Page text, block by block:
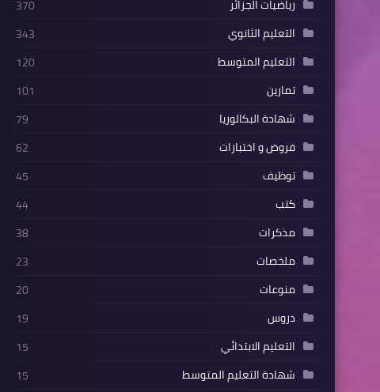
رياضيات الجزائر
370
التعليم الثانوي
343
التعليم المتوسط
120
تمارين
101
شهادة البكالوريا
79
فروض و اختبارات
62
توظيف
45
كتب
44
مذكرات
38
ملخصات
23
منوعات
20
دروس
19
التعليم الابتدائي
15
شهادة التعليم المتوسط
15